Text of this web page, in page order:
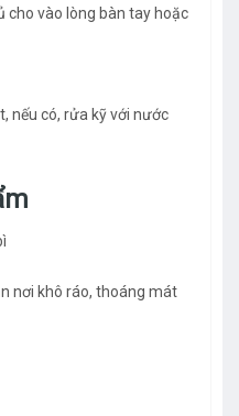
cho vào lòng bàn tay hoặc
nếu có, rửa kỹ với nước
nơi khô ráo, thoáng mát